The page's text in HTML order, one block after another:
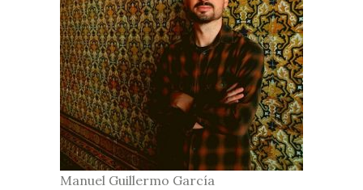
Manuel Guillermo García